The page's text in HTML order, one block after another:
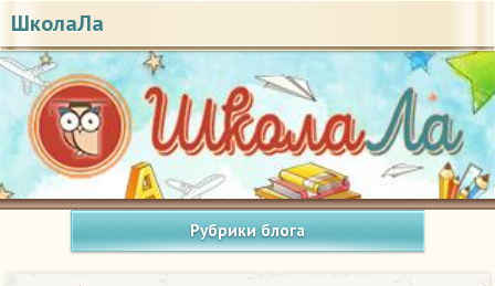
ШколаЛа
Рубрики блога